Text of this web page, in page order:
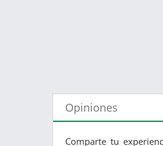
Opiniones
Comparte tu